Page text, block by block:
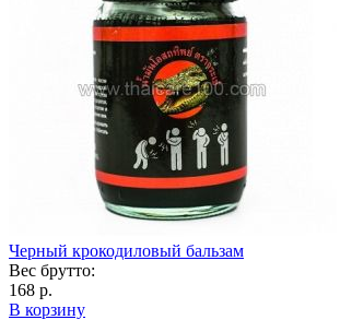
Черный крокодиловый бальзам
Вес брутто:
168 р.
В корзину